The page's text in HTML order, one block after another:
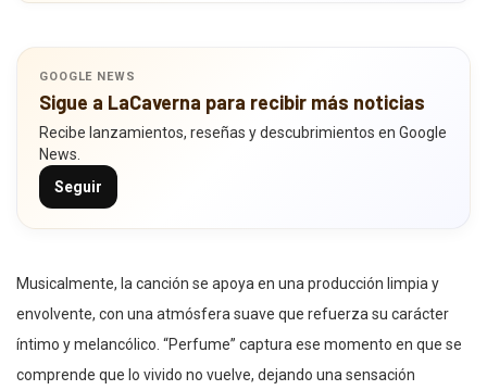
GOOGLE NEWS
Sigue a LaCaverna para recibir más noticias
Recibe lanzamientos, reseñas y descubrimientos en Google
News.
Seguir
Musicalmente, la canción se apoya en una producción limpia y
envolvente, con una atmósfera suave que refuerza su carácter
íntimo y melancólico. “Perfume” captura ese momento en que se
comprende que lo vivido no vuelve, dejando una sensación